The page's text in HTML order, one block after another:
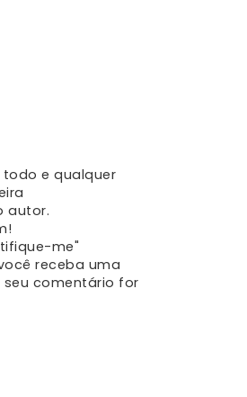
e qualquer
autor.
me"
receba uma
comentário for